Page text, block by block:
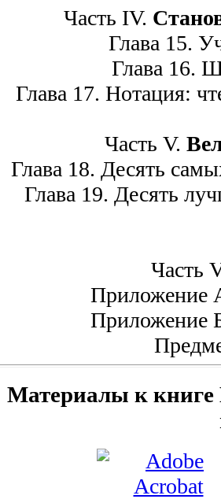
Часть IV.
Глава 15.
Глава 16.
Глава 17. Нотация:
Часть V.
Глава 18. Десять
Глава 19. Десять
Часть
Приложение
Приложение
Материалы к